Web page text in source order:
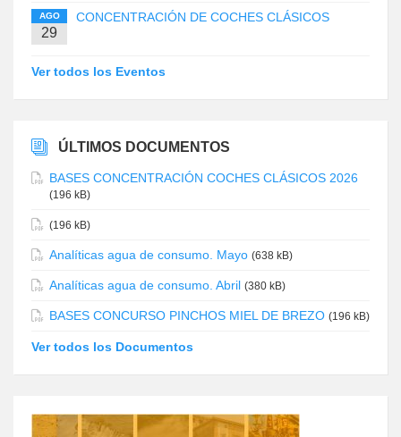
AGO
29
CONCENTRACIÓN DE COCHES CLÁSICOS
Ver todos los Eventos
ÚLTIMOS DOCUMENTOS
BASES CONCENTRACIÓN COCHES CLÁSICOS 2026
(196 kB)
(196 kB)
Analíticas agua de consumo. Mayo (638 kB)
Analíticas agua de consumo. Abril (380 kB)
BASES CONCURSO PINCHOS MIEL DE BREZO (196 kB)
Ver todos los Documentos